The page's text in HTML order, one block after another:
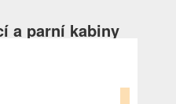
a parní kabiny